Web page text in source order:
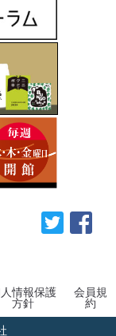
情報保護
方針
会員規
約